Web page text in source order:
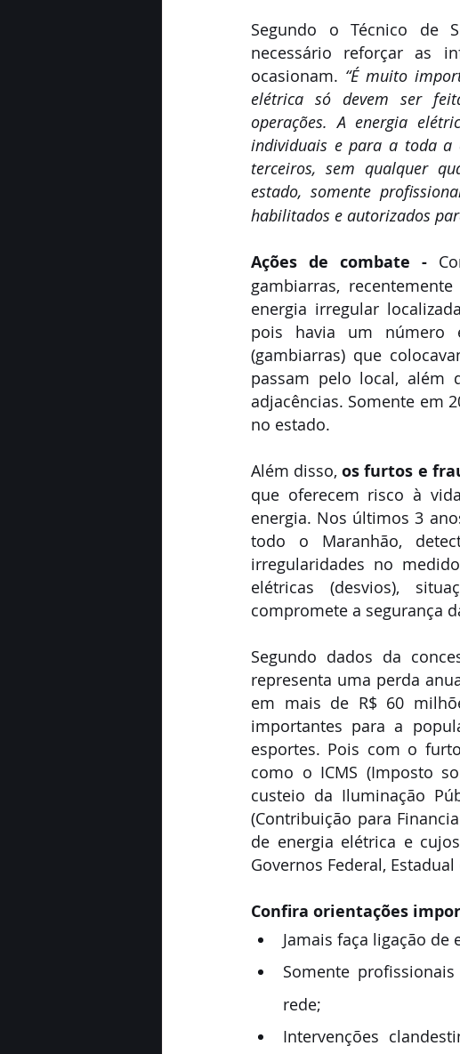
Segundo o Técnico de
necessário reforçar as
ocasionam. “É muito
elétrica só devem ser
operações. A energia
individuais e para a toda a
terceiros, sem qualquer
estado, somente
habilitados e autorizados
Ações de combate -
gambiarras,
energia irregular
pois havia um número
(gambiarras) que
passam pelo local, além
adjacências. Somente em
no estado.
Além disso, os furtos e
que oferecem risco à
energia. Nos últimos 3
todo o Maranhão,
irregularidades no
elétricas (desvios),
compromete a segurança
Segundo dados da
representa uma perda
em mais de R$ 60
importantes para a
esportes. Pois com o
como o ICMS (Imposto
custeio da Iluminação
(Contribuição para
de energia elétrica e
Governos Federal,
Confira orientações
Jamais faça ligação
Somente
rede;
Intervenções